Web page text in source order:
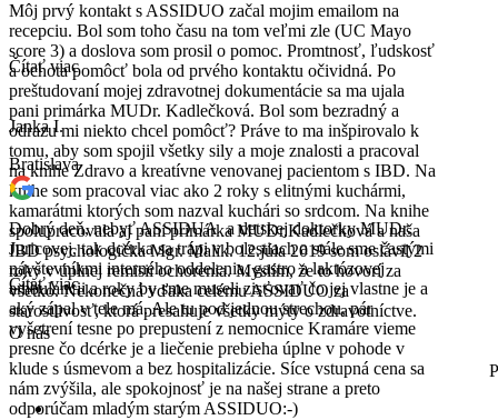
Môj prvý kontakt s ASSIDUO začal mojim emailom na
recepciu. Bol som toho času na tom veľmi zle (UC Mayo
score 3) a doslova som prosil o pomoc. Promtnosť, ľudskosť
a ochota pomôcť bola od prvého kontaktu očividná. Po
preštudovaní mojej zdravotnej dokumentácie sa ma ujala
pani primárka MUDr. Kadlečková. Bol som bezradný a
odrazu mi niekto chcel pomôcť? Práve to ma inšpirovalo k
tomu, aby som spojil všetky sily a moje znalosti a pracoval
na knihe Zdravo a kreatívne venovanej pacientom s IBD. Na
knihe som pracoval viac ako 2 roky s elitnými kuchármi,
kamarátmi ktorých som nazval kuchári so srdcom. Na knihe
spolupracovala aj pani primárka MUDr.Kadlečková a naša
IBD psychologička Mgr. Malik. 12.júla 2019 som oslávil 2
roky v úplnej remisii ochorenia. Myslím, že to hovorí za
všetko. Nekonečná vďaka celému ASSIDUO za
starostlivosť, ktorá presahuje všetky mýty o zdravotníctve.
Čítať viac
Janka I.
Bratislava
Dobrý deň, nebyť ASSIDUA a detskej doktorky MUDr.
Juricovej, tak dcérka sa trápi v bolestiach a stále sme častými
návštevníkmi interného oddelenia, gastro a laktózovej
ambulancii a roky by sme museli zisťovať čo jej vlastne je a
aký zápal v tele má. Ale tu pod jednou strechou, pár
vyšetrení tesne po prepustení z nemocnice Kramáre vieme
presne čo dcérke je a liečenie prebieha úplne v pohode v
klude s úsmevom a bez hospitalizácie. Síce vstupná cena sa
nám zvýšila, ale spokojnosť je na našej strane a preto
odporúčam mladým starým ASSIDUO:-)
Čítať viac
O nás